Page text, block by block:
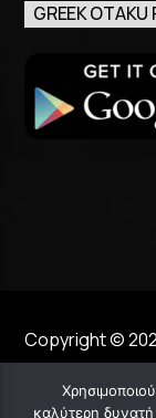
GREEK OTAKU
Copyright ©
καλύτερη δυνατή